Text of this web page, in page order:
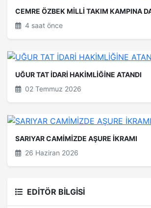
CEMRE ÖZBEK MİLLİ TAKIM KAMPINA
4 saat önce
UĞUR TAT İDARİ HAKİMLİĞİNE ATANDI
02 Temmuz 2026
SARIYAR CAMİMİZDE AŞURE İKRAMI
26 Haziran 2026
EDİTÖR BİLGİSİ